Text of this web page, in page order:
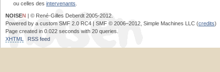
ou celles des intervenants
NOISEN | © René-Gilles Deberdt 2005-2012.
Powered by a custom SMF 2.0 RC4 | SMF © 2006–2012, Simple Machines LLC (credits)
Page created in 0.022 seconds with 20 queries.
XHTML
RSS feed